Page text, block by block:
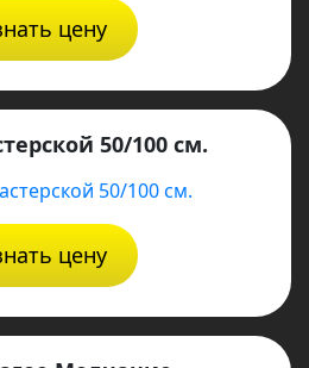
цену
50/100 см.
цену